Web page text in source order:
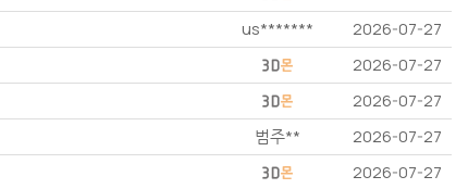
us******* 2026-07-27
2026-07-27
2026-07-27
범주** 2026-07-27
2026-07-27